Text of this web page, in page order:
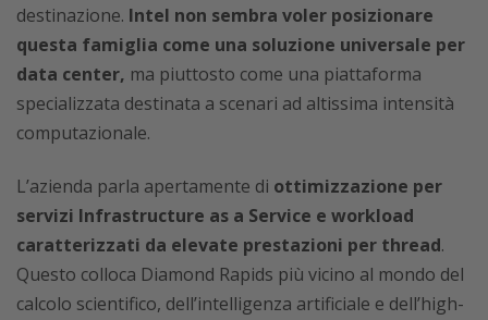
destinazione. Intel non sembra voler posizionare
questa famiglia come una soluzione universale per
data center, ma piuttosto come una piattaforma
specializzata destinata a scenari ad altissima intensità
computazionale.
L’azienda parla apertamente di ottimizzazione per
servizi Infrastructure as a Service e workload
caratterizzati da elevate prestazioni per thread.
Questo colloca Diamond Rapids più vicino al mondo del
calcolo scientifico, dell’intelligenza artificiale e dell’high-